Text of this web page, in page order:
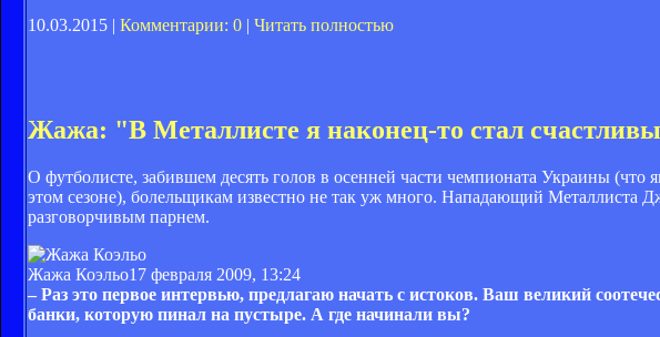
10.03.2015 | Комментарии: 0 | Читать полностью
Жажа: "В Металлисте я наконец-то стал
О футболисте, забившем десять голов в осенней части чемпионата Украины (что
этом сезоне), болельщикам известно не так уж много. Нападающий Металлиста
разговорчивым парнем.
Жажа Коэльо17 февраля 2009, 13:24
– Раз это первое интервью, предлагаю начать с истоков. Ваш великий
банки, которую пинал на пустыре. А где начинали вы?